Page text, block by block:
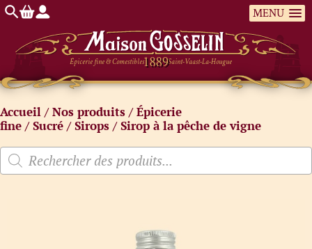
MENU
Épicerie fine & Comestibles Saint-Vaast-La-Hougue
Accueil /Nos produits /Épicerie
fine /Sucré /Sirops / Sirop à la pêche de vigne